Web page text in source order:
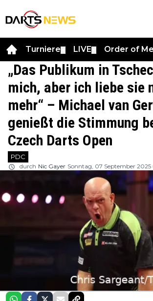
Turniere LIVE Order of
„Das Publikum in
mich, aber ich liebe sie
mehr“ – Michael van
genießt die Stimmung
Czech Darts Open
PDC
durch Nic Gayer Sonntag, 07 September 2025